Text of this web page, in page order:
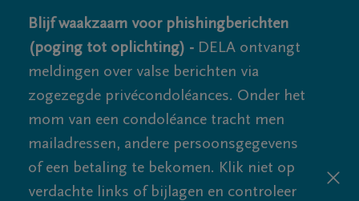
Blijf waakzaam voor phishingberichten
(poging tot oplichting) - DELA ontvangt
meldingen over valse berichten via
zogezegde privécondoléances. Onder het
mom van een condoléance tracht men
mailadressen, andere persoonsgegevens
of een betaling te bekomen. Klik niet op
verdachte links of bijlagen en controleer